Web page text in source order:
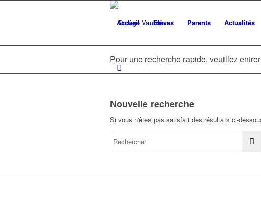
Accueil Elèves Parents Actualités
Pour une recherche rapide, veuillez
Nouvelle recherche
Si vous n'êtes pas satisfait des résultats ci-